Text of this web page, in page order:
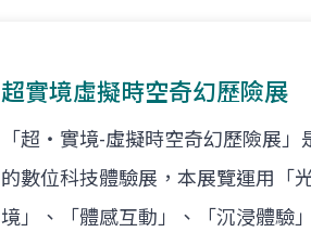
超實境虛擬時空奇幻歷險展
「超‧實境-虛擬時空奇幻歷險展
的數位科技體驗展，本展覽運用「
境」、「體感互動」、「沉浸體驗